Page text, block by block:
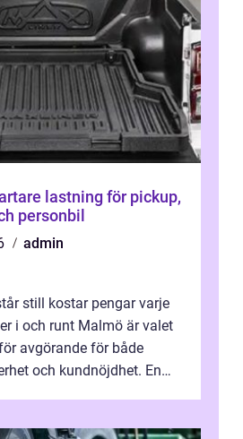
personbil
admin
still kostar pengar varje
i och runt Malmö är valet
avgörande för både
och kundnöjdhet. En